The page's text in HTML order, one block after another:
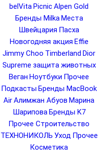
belVita Picnic Alpen Gold
Бренды Milka Места
Швейцария Пасха
Новогодняя акция Effie
Jimmy Choo Timberland Dior
Supreme защита животных
Веган Ноутбуки Прочее
Подкасты Бренды MacBook
AirАлимжан Абуов Марина
Шарипова Бренды K7
Прочее Строительство
ТЕХНОНИКОЛЬ Уход Прочее
Косметика